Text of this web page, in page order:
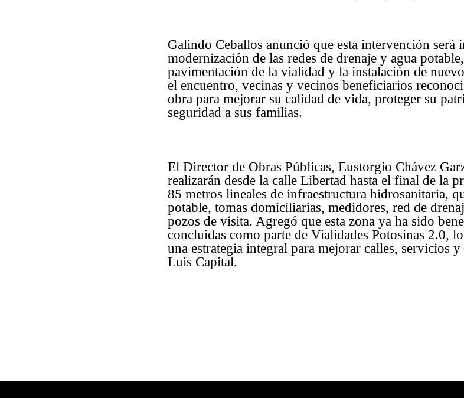
Galindo Ceballos anunció que esta intervención será
modernización de las redes de drenaje y agua
pavimentación de la vialidad y la instalación de
el encuentro, vecinas y vecinos beneficiarios
obra para mejorar su calidad de vida, proteger su
seguridad a sus familias.
El Director de Obras Públicas, Eustorgio Chávez
realizarán desde la calle Libertad hasta el final de la
85 metros lineales de infraestructura hidrosanitaria,
potable, tomas domiciliarias, medidores, red de
pozos de visita. Agregó que esta zona ya ha sido
concluidas como parte de Vialidades Potosinas 2.0,
una estrategia integral para mejorar calles, servicios
Luis Capital.